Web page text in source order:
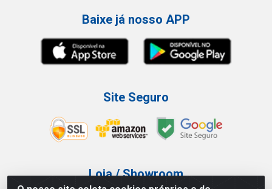
Baixe já nosso APP
Site Seguro
Loja / Showroom